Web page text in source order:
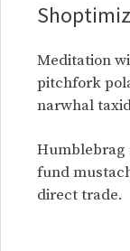
Meditation
pitchfork
narwhal
Humblebrag
fund
direct trade.